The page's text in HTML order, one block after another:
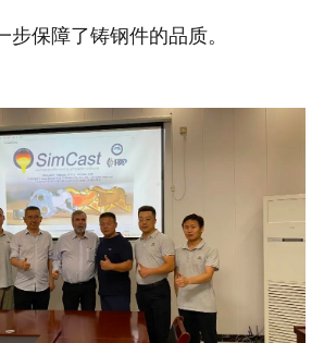
步保障了铸钢件的品质。